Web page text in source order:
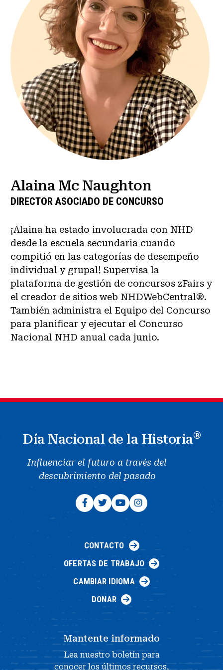
Alaina Mc Naughton
DIRECTOR ASOCIADO DE CONCURSO
¡Alaina ha estado involucrada con NHD
desde la escuela secundaria cuando
compitió en las categorías de desempeño
individual y grupal! Supervisa la
plataforma de gestión de concursos zFairs y
el creador de sitios web NHDWebCentral®.
También administra el Equipo del Concurso
para planificar y ejecutar el Concurso
Nacional NHD anual cada junio.
Día Nacional de la Historia®
Influenciar el futuro a través del
descubrimiento del pasado
CONTACTO
OFERTAS DE TRABAJO
CAMBIAR IDIOMA
DONAR
Mantente informado
Lea nuestro boletín para
conocer los últimos recursos,